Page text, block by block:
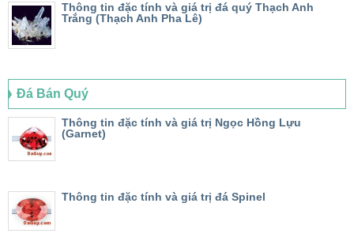
Thông tin đặc tính và giá trị đá quý Thạch Anh
Trắng (Thạch Anh Pha Lê)
Đá Bán Quý
Thông tin đặc tính và giá trị Ngọc Hồng Lựu
(Garnet)
Thông tin đặc tính và giá trị đá Spinel